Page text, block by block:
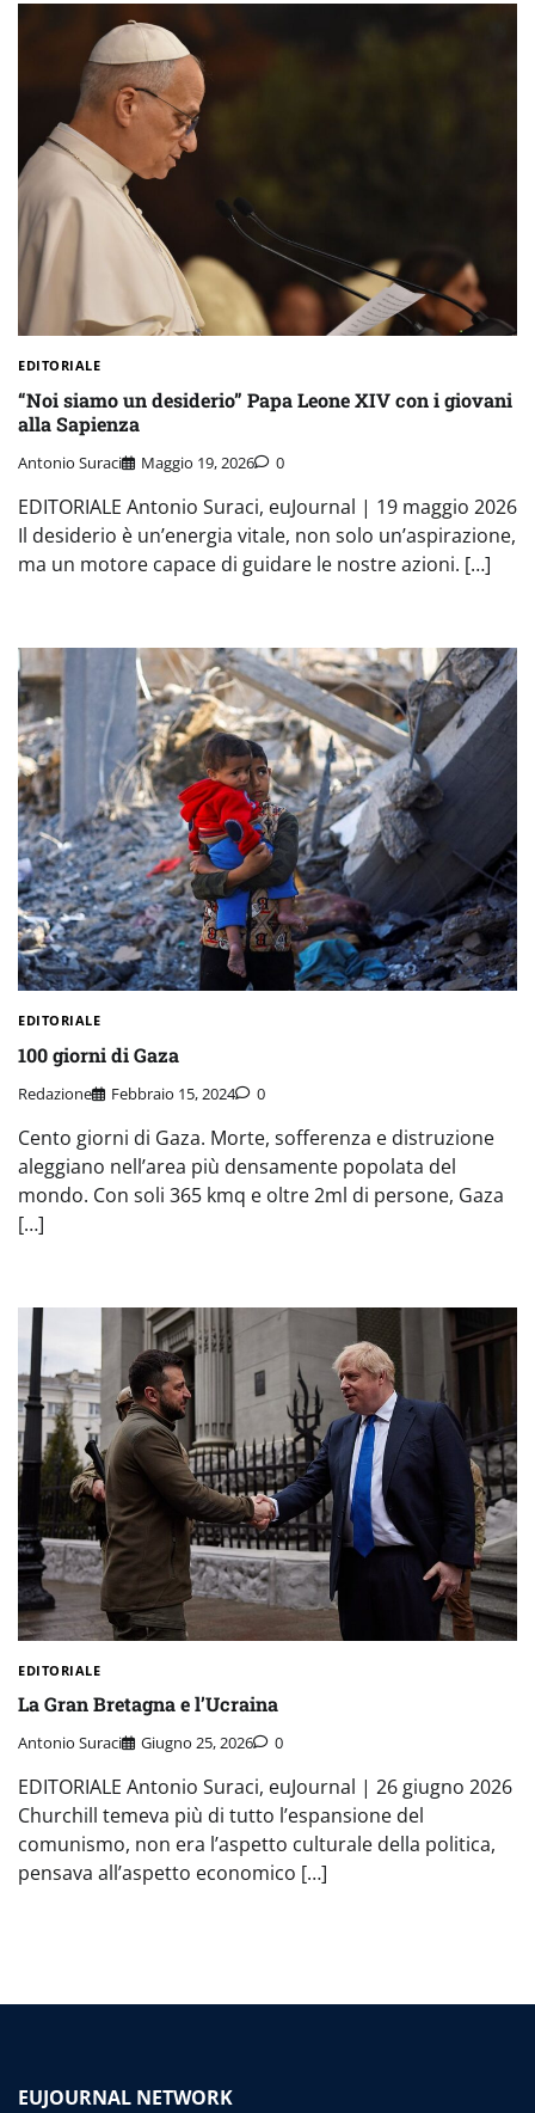
EDITORIALE
“Noi siamo un desiderio” Papa Leone XIV con i giovani
alla Sapienza
Antonio Suraci Maggio 19, 2026 0
EDITORIALE Antonio Suraci, euJournal | 19 maggio 2026
Il desiderio è un’energia vitale, non solo un’aspirazione,
ma un motore capace di guidare le nostre azioni. […]
EDITORIALE
100 giorni di Gaza
Redazione Febbraio 15, 2024 0
Cento giorni di Gaza. Morte, sofferenza e distruzione
aleggiano nell’area più densamente popolata del
mondo. Con soli 365 kmq e oltre 2ml di persone, Gaza
[…]
EDITORIALE
La Gran Bretagna e l’Ucraina
Antonio Suraci Giugno 25, 2026 0
EDITORIALE Antonio Suraci, euJournal | 26 giugno 2026
Churchill temeva più di tutto l’espansione del
comunismo, non era l’aspetto culturale della politica,
pensava all’aspetto economico […]
EUJOURNAL NETWORK